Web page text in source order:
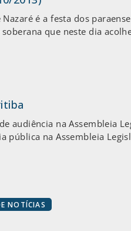
é a festa dos
que neste dia
audiência na Assembleia
na Assembleia
NOTÍCIAS